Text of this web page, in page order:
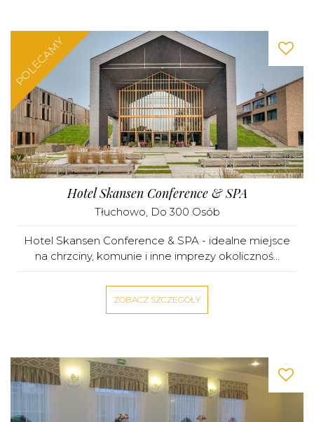
POLECAMY
Hotel Skansen Conference & SPA
Tłuchowo, Do 300 Osób
Hotel Skansen Conference & SPA - idealne miejsce
na chrzciny, komunie i inne imprezy okolicznoś...
ZOBACZ SZCZEGÓŁY